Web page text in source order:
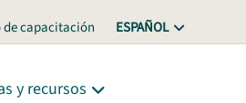
de capacitación ESPAÑOL
y recursos